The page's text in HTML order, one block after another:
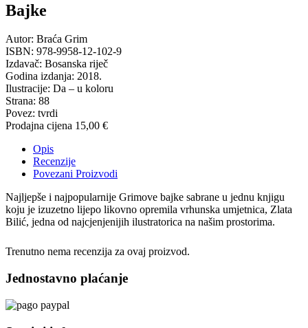
Bajke
Autor: Braća Grim
ISBN: 978-9958-12-102-9
Izdavač: Bosanska riječ
Godina izdanja: 2018.
Ilustracije: Da – u koloru
Strana: 88
Povez: tvrdi
Prodajna cijena 15,00 €
Opis
Recenzije
Povezani Proizvodi
Najljepše i najpopularnije Grimove bajke sabrane u jednu knjigu
koju je izuzetno lijepo likovno opremila vrhunska umjetnica, Zlata
Bilić, jedna od najcjenjenijih ilustratorica na našim prostorima.
Trenutno nema recenzija za ovaj proizvod.
Jednostavno plaćanje